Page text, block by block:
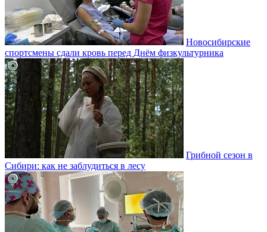
Новосибирские
спортсмены сдали кровь перед Днём физкультурника
Грибной сезон в
Сибири: как не заблудиться в лесу